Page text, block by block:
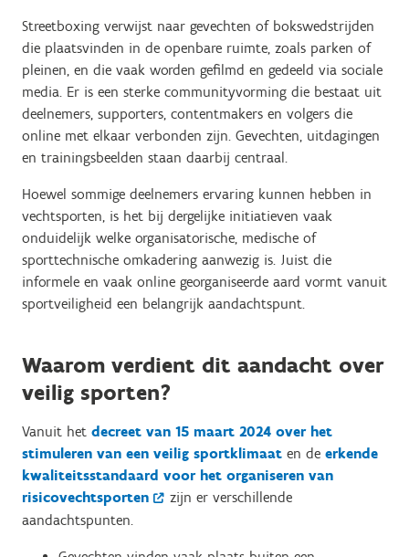
Streetboxing verwijst naar gevechten of bokswedstrijden
die plaatsvinden in de openbare ruimte, zoals parken of
pleinen, en die vaak worden gefilmd en gedeeld via sociale
media. Er is een sterke communityvorming die bestaat uit
deelnemers, supporters, contentmakers en volgers die
online met elkaar verbonden zijn. Gevechten, uitdagingen
en trainingsbeelden staan daarbij centraal.
Hoewel sommige deelnemers ervaring kunnen hebben in
vechtsporten, is het bij dergelijke initiatieven vaak
onduidelijk welke organisatorische, medische of
sporttechnische omkadering aanwezig is. Juist die
informele en vaak online georganiseerde aard vormt vanuit
sportveiligheid een belangrijk aandachtspunt.
Waarom verdient dit aandacht over
veilig sporten?
Vanuit het decreet van 15 maart 2024 over het
stimuleren van een veilig sportklimaat en de erkende
kwaliteitsstandaard voor het organiseren van
risicovechtsporten
zijn er verschillende
aandachtspunten.